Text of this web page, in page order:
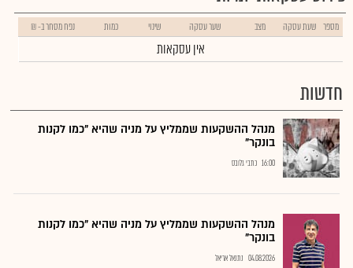
מספר שעת עסקה מצב שער עסקה שינוי כמות נפח מסחר ב- ₪
אין עסקאות
חדשות
מנהל ההשקעות שממליץ על מניה שהיא "כמו לקנות
בונקר"
16:00 כתבי גלובס
מנהל ההשקעות שממליץ על מניה שהיא "כמו לקנות
בונקר"
04.08.2026 נתנאל אריאל